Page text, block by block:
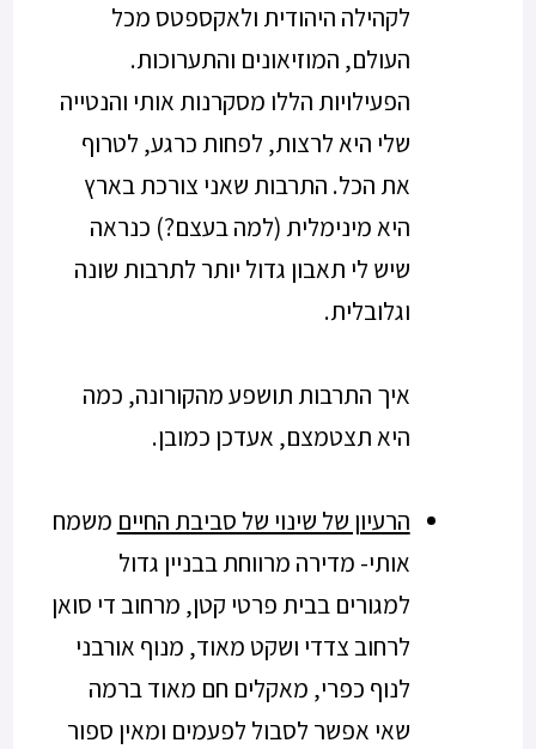
לקהילה היהודית ולאקספטס מכל
העולם, המוזיאונים והתערוכות.
הפעילויות הללו מסקרנות אותי והנטייה
שלי היא לרצות, לפחות כרגע, לטרוף
את הכל. התרבות שאני צורכת בארץ
היא מינימלית (למה בעצם?) כנראה
שיש לי תאבון גדול יותר לתרבות שונה
וגלובלית.
איך התרבות תושפע מהקורונה, כמה
היא תצטמצם, אעדכן כמובן.
הרעיון של שינוי של סביבת החיים משמח
אותי- מדירה מרווחת בבניין גדול
למגורים בבית פרטי קטן, מרחוב די סואן
לרחוב צדדי ושקט מאוד, מנוף אורבני
לנוף כפרי, מאקלים חם מאוד ברמה
שאי אפשר לסבול לפעמים ומאין ספור